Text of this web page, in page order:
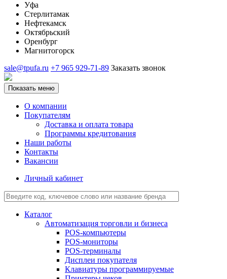
Уфа
Стерлитамак
Нефтекамск
Октябрьский
Оренбург
Магнитогорск
sale@tpufa.ru +7 965 929-71-89 Заказать звонок
Показать меню
О компании
Покупателям
Доставка и оплата товара
Программы кредитования
Наши работы
Контакты
Вакансии
Личный кабинет
Каталог
Автоматизация торговли и бизнеса
POS-компьютеры
POS-мониторы
POS-терминалы
Дисплеи покупателя
Клавиатуры программируемые